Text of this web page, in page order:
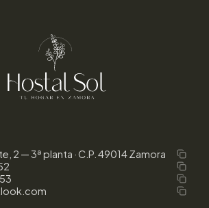
2 — 3ª planta · C.P. 49014 Zamora